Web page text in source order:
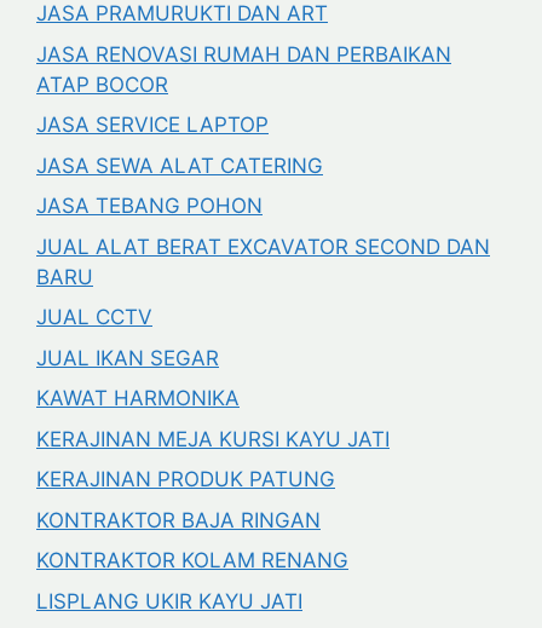
JASA PRAMURUKTI DAN ART
JASA RENOVASI RUMAH DAN PERBAIKAN
ATAP BOCOR
JASA SERVICE LAPTOP
JASA SEWA ALAT CATERING
JASA TEBANG POHON
JUAL ALAT BERAT EXCAVATOR SECOND DAN
BARU
JUAL CCTV
JUAL IKAN SEGAR
KAWAT HARMONIKA
KERAJINAN MEJA KURSI KAYU JATI
KERAJINAN PRODUK PATUNG
KONTRAKTOR BAJA RINGAN
KONTRAKTOR KOLAM RENANG
LISPLANG UKIR KAYU JATI